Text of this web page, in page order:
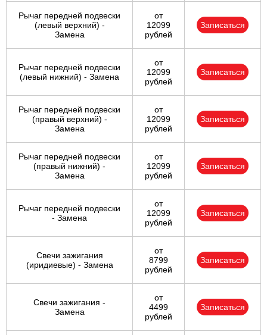
Рычаг передней подвески
(левый верхний) -
Замена
от
12099
рублей
Записаться
Рычаг передней подвески
(левый нижний) - Замена
от
12099
рублей
Записаться
Рычаг передней подвески
(правый верхний) -
Замена
от
12099
рублей
Записаться
Рычаг передней подвески
(правый нижний) -
Замена
от
12099
рублей
Записаться
Рычаг передней подвески
- Замена
от
12099
рублей
Записаться
Свечи зажигания
(иридиевые) - Замена
от
8799
рублей
Записаться
Свечи зажигания -
Замена
от
4499
рублей
Записаться